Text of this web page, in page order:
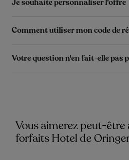
Je souhaite personnaliser l'offre
Comment utiliser mon code de
Votre question n'en fait-elle pas
Vous aimerez peut-être
forfaits Hotel de